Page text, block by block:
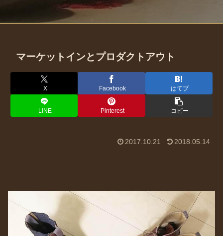
マーケットインとプロダクトアウト
X Facebook はてブ
LINE Pinterest コピー
2017.10.21 2018.05.14